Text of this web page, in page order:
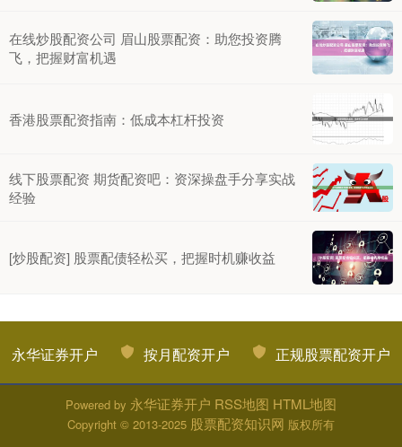
在线炒股配资公司 眉山股票配资：助您投资腾
飞，把握财富机遇
香港股票配资指南：低成本杠杆投资
线下股票配资 期货配资吧：资深操盘手分享实战
经验
[炒股配资] 股票配债轻松买，把握时机赚收益
永华证券开户 按月配资开户 正规股票配资开户
Powered by 永华证券开户 RSS地图 HTML地图
Copyright © 2013-2025 股票配资知识网 版权所有